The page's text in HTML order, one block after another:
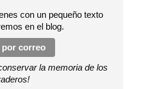
con un pequeño texto
en el blog.
por correo
la memoria de los